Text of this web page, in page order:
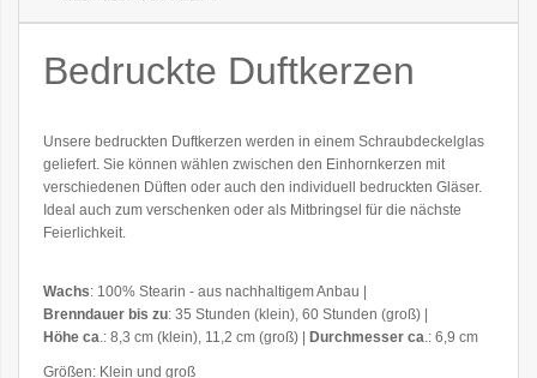
Bedruckte Duftkerzen
Unsere bedruckten Duftkerzen werden in einem Schraubdeckelglas
geliefert. Sie können wählen zwischen den Einhornkerzen mit
verschiedenen Düften oder auch den individuell bedruckten Gläser.
Ideal auch zum verschenken oder als Mitbringsel für die nächste
Feierlichkeit.
Wachs: 100% Stearin - aus nachhaltigem Anbau |
Brenndauer bis zu: 35 Stunden (klein), 60 Stunden (groß) |
Höhe ca .: 8,3 cm (klein), 11,2 cm (groß) | Durchmesser ca .: 6,9 cm
Größen: Klein und groß